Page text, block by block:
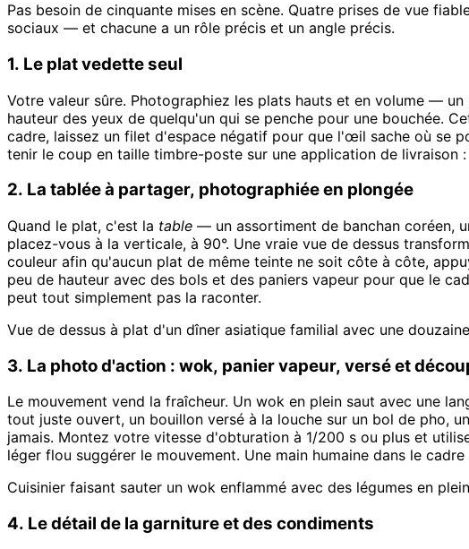
Pas besoin de cinquante mises en scène. Quatre prises de vue
sociaux — et chacune a un rôle précis et un angle précis.
1. Le plat vedette seul
Votre valeur sûre. Photographiez les plats hauts et en volume —
hauteur des yeux de quelqu'un qui se penche pour une bouchée.
cadre, laissez un filet d'espace négatif pour que l'œil sache où se
tenir le coup en taille timbre-poste sur une application de livraison
2. La tablée à partager, photographiée en plongée
Quand le plat, c'est la table — un assortiment de banchan coréen,
placez-vous à la verticale, à 90°. Une vraie vue de dessus
couleur afin qu'aucun plat de même teinte ne soit côte à côte,
peu de hauteur avec des bols et des paniers vapeur pour que le
peut tout simplement pas la raconter.
Vue de dessus à plat d'un dîner asiatique familial avec une
3. La photo d'action : wok, panier vapeur, versé et
Le mouvement vend la fraîcheur. Un wok en plein saut avec une
tout juste ouvert, un bouillon versé à la louche sur un bol de pho,
jamais. Montez votre vitesse d'obturation à 1/200 s ou plus et
léger flou suggérer le mouvement. Une main humaine dans le
Cuisinier faisant sauter un wok enflammé avec des légumes en
4. Le détail de la garniture et des condiments